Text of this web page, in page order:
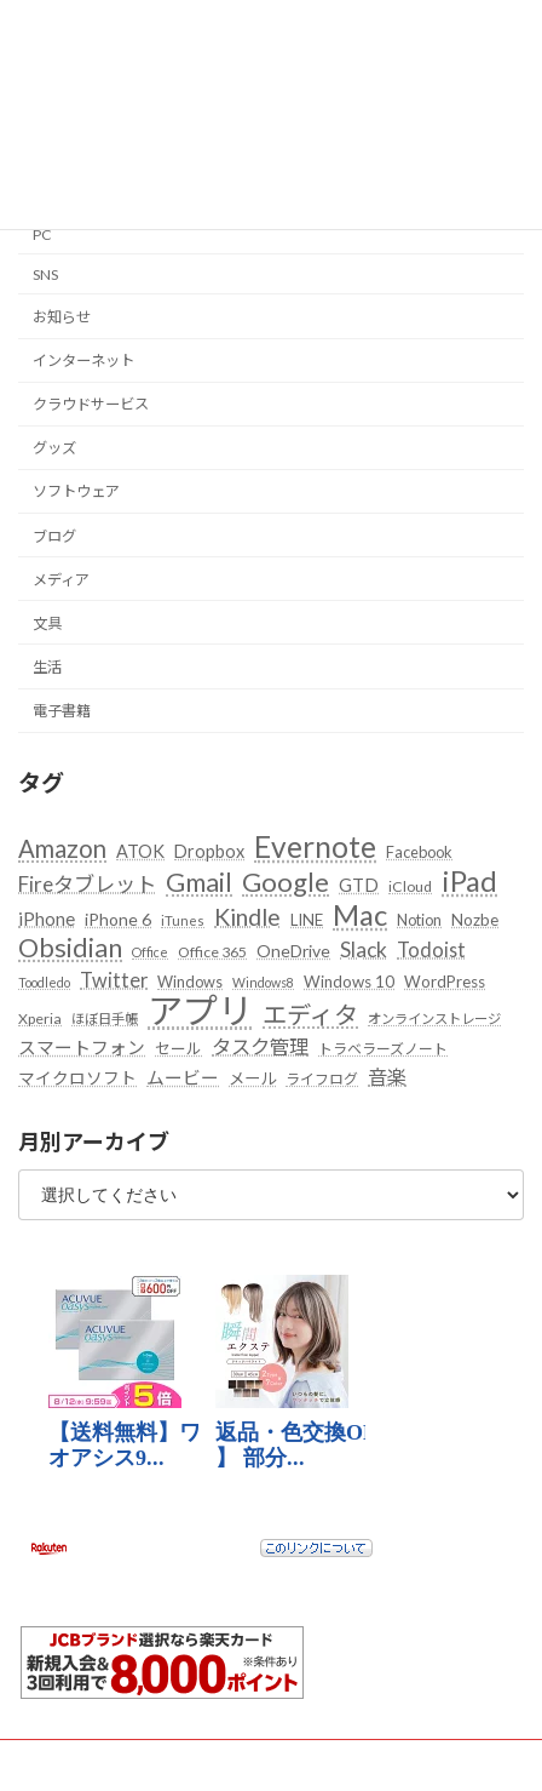
PC
SNS
お知らせ
インターネット
クラウドサービス
グッズ
ソフトウェア
ブログ
メディア
文具
生活
電子書籍
タグ
Amazon ATOK Dropbox Evernote Facebook
Fireタブレット Gmail Google GTD iCloud iPad
iPhone iPhone 6 iTunes Kindle LINE Mac Notion Nozbe
Obsidian Office Office 365 OneDrive Slack Todoist
Toodledo Twitter Windows Windows8 Windows 10 WordPress
Xperia ほぼ日手帳 アプリ エディタ オンラインストレージ
スマートフォン セール タスク管理 トラベラーズノート
マイクロソフト ムービー メール ライフログ 音楽
月別アーカイブ